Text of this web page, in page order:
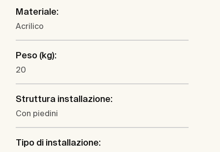
Materiale:
Acrilico
Peso (kg):
20
Struttura installazione:
Con piedini
Tipo di installazione: